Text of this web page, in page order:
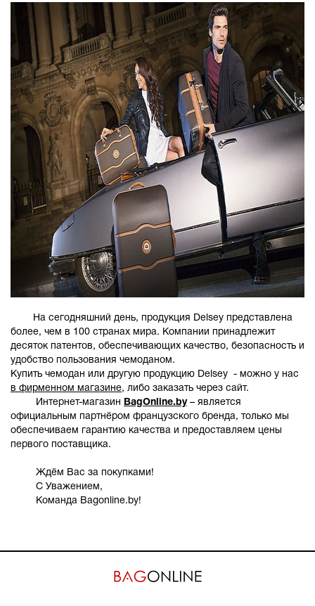
На сегодняшний день, продукция Delsey представлена
более, чем в 100 странах мира. Компании принадлежит
десяток патентов, обеспечивающих качество, безопасность и
удобство пользования чемоданом.
Купить чемодан или другую продукцию Delsey - можно у нас
в фирменном магазине, либо заказать через сайт.
Интернет-магазин
BagOnline. by – является
официальным партнёром французского бренда, только мы
обеспечиваем гарантию качества и предоставляем цены
первого поставщика.
Ждём Вас за покупками!
C Уважением,
Команда Bagonline.by!